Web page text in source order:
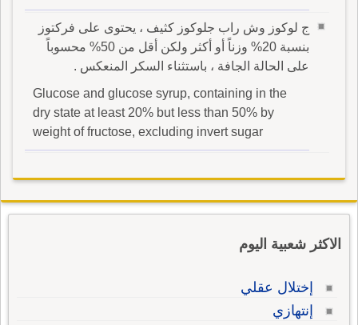
ج لوكوز وش راب جلوكوز كثيف ، يحتوى على فركتوز
بنسبة 20% وزناً أو أكثر ولكن أقل من 50% محسوباً
على الحالة الجافة ، باستثناء السكر المنعكس .
Glucose and glucose syrup, containing in the
dry state at least 20% but less than 50% by
weight of fructose, excluding invert sugar
الاكثر شعبية اليوم
إختلال عقلي
إنتهازي